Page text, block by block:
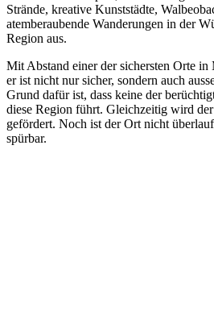
Strände, kreative Kunststädte,
atemberaubende Wanderungen in der
Region aus.
Mit Abstand einer der sichersten Orte
er ist nicht nur sicher, sondern auch
Grund dafür ist, dass keine der
diese Region führt. Gleichzeitig wird
gefördert. Noch ist der Ort nicht
spürbar.